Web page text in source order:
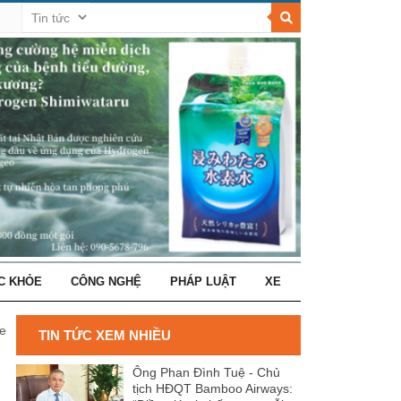
KHỎE CÔNG NGHỆ PHÁP LUẬT XE
Hà Nội
TIN TỨC XEM NHIỀU
Ông Phan Đình Tuệ - Chủ
tịch HĐQT Bamboo Airways: